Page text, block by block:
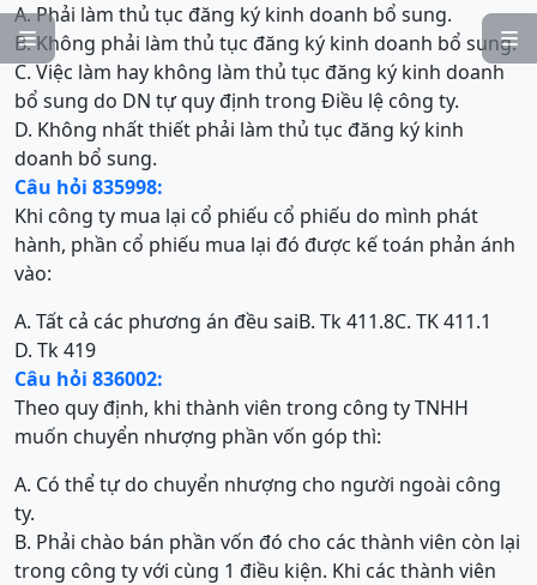


A. Phải làm thủ tục đăng ký kinh doanh bổ sung.
B. Không phải làm thủ tục đăng ký kinh doanh bổ sung.
C. Việc làm hay không làm thủ tục đăng ký kinh doanh
bổ sung do DN tự quy định trong Điều lệ công ty.
D. Không nhất thiết phải làm thủ tục đăng ký kinh
doanh bổ sung.
Câu hỏi 835998:
Khi công ty mua lại cổ phiếu cổ phiếu do mình phát
hành, phần cổ phiếu mua lại đó được kế toán phản ánh
vào:
A. Tất cả các phương án đều saiB. Tk 411.8C. TK 411.1
D. Tk 419
Câu hỏi 836002:
Theo quy định, khi thành viên trong công ty TNHH
muốn chuyển nhượng phần vốn góp thì:
A. Có thể tự do chuyển nhượng cho người ngoài công
ty.
B. Phải chào bán phần vốn đó cho các thành viên còn lại
trong công ty với cùng 1 điều kiện. Khi các thành viên